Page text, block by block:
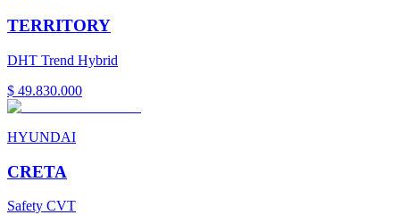
TERRITORY
DHT Trend Hybrid
$ 49.830.000
HYUNDAI
CRETA
Safety CVT